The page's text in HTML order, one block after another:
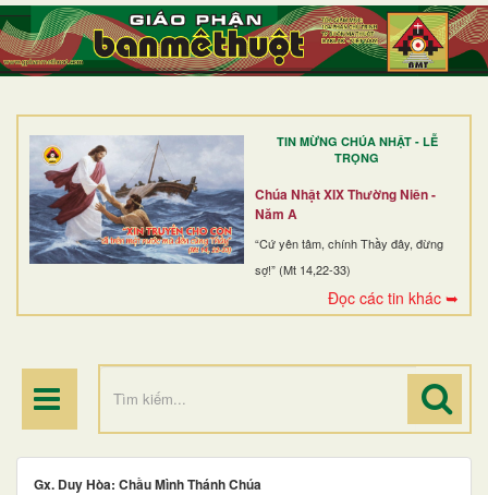
TIN MỪNG CHÚA NHẬT - LỄ
TRỌNG
Chúa Nhật XIX Thường Niên -
Năm A
“Cứ yên tâm, chính Thầy đây, đừng
sợ!” (Mt 14,22-33)
Đọc các tin khác ➥
TRANG NHẤT
GIỚI THIỆU
DÒNG TU
BAN MỤC VỤ
ĐOÀN THỂ CG
ĐIỂM HÀNH HƯƠNG
Gx. Duy Hòa: Chầu Mình Thánh Chúa